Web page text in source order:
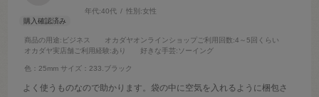
年代:40代 性別:女性
商品の用途:ビジネス オカダヤオンラインショップご利用回数:4～5回くらい
オカダヤ実店舗ご利用経験:あり 好きな手芸:ソーイング
色：25mm サイズ：233.ブラック
よく使うものなので助かります。袋の中に空気を入れるように梱包さ